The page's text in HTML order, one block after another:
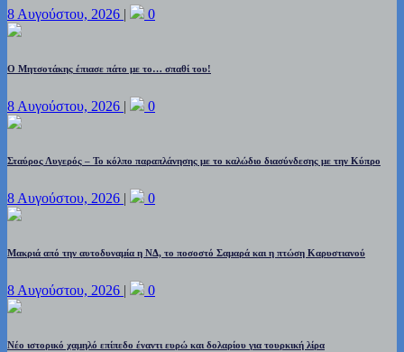
8 Αυγούστου, 2026 | 0
Ο Μητσοτάκης έπιασε πάτο με το… σπαθί του!
8 Αυγούστου, 2026 | 0
Σταύρος Λυγερός – Το κόλπο παραπλάνησης με το καλώδιο διασύνδεσης με την Κύπρο
8 Αυγούστου, 2026 | 0
Μακριά από την αυτοδυναμία η ΝΔ, το ποσοστό Σαμαρά και η πτώση Καρυστιανού
8 Αυγούστου, 2026 | 0
Νέο ιστορικό χαμηλό επίπεδο έναντι ευρώ και δολαρίου για τουρκική λίρα